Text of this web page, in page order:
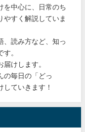
を中心に、日常のち
やすく解説していま
、読み方など、知っ
。
けします。
の毎日の「どっ
ていきます！